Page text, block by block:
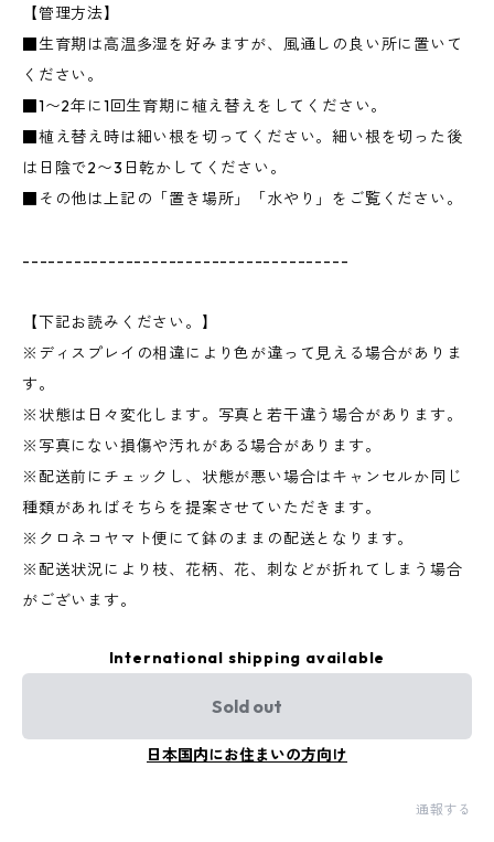
【管理方法】
■生育期は高温多湿を好みますが、風通しの良い所に置いて
ください。
■1〜2年に1回生育期に植え替えをしてください。
■植え替え時は細い根を切ってください。細い根を切った後
は日陰で2〜3日乾かしてください。
■その他は上記の「置き場所」「水やり」をご覧ください。
--------------------------------------
【下記お読みください。】
※ディスプレイの相違により色が違って見える場合がありま
す。
※状態は日々変化します。写真と若干違う場合があります。
※写真にない損傷や汚れがある場合があります。
※配送前にチェックし、状態が悪い場合はキャンセルか同じ
種類があればそちらを提案させていただきます。
※クロネコヤマト便にて鉢のままの配送となります。
※配送状況により枝、花柄、花、刺などが折れてしまう場合
がございます。
International shipping available
Sold out
日本国内にお住まいの方向け
通報する